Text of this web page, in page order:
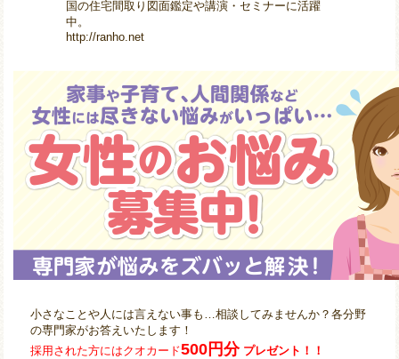
国の住宅間取り図面鑑定や講演・セミナーに活躍
中。
http://ranho.net
小さなことや人には言えない事も…相談してみませんか？各分野
の専門家がお答えいたします！
採用された方にはクオカード500円分プレゼント！！